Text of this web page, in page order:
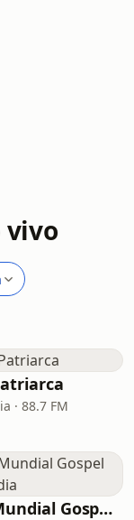
vivo
· 88.7 FM
Radio Mundial Gospel Cassilandia